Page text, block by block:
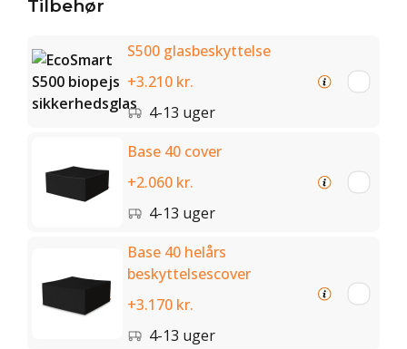
Tilbehør
S500 glasbeskyttelse
+3.210 kr.
4-13 uger
Base 40 cover
+2.060 kr.
4-13 uger
Base 40 helårs
beskyttelsescover
+3.170 kr.
4-13 uger